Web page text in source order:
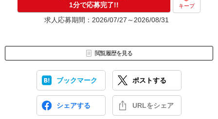
1分で応募完了!! キープ
求人応募期間：2026/07/27～2026/08/31
閲覧履歴を見る
ブックマーク ポストする
シェアする URLをシェア